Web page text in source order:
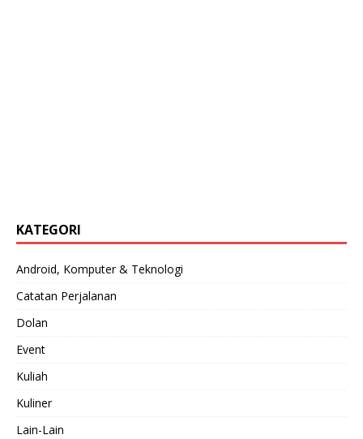
KATEGORI
Android, Komputer & Teknologi
Catatan Perjalanan
Dolan
Event
Kuliah
Kuliner
Lain-Lain